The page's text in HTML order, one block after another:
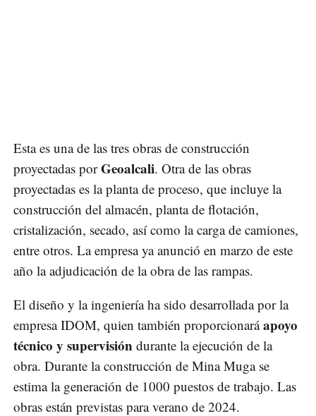
Esta es una de las tres obras de construcción
proyectadas porGeoalcali. Otra de las obras
proyectadas es la planta de proceso, que incluye la
construcción del almacén, planta de flotación,
cristalización, secado, así como la carga de camiones,
entre otros. La empresa ya anunció en marzo de este
año la adjudicación de la obra de las rampas.
El diseño y la ingeniería ha sido desarrollada por la
empresa IDOM, quien también proporcionaráapoyo
técnico y supervisión durante la ejecución de la
obra. Durante la construcción de Mina Muga se
estima la generación de 1000 puestos de trabajo. Las
obras están previstas para verano de 2024.